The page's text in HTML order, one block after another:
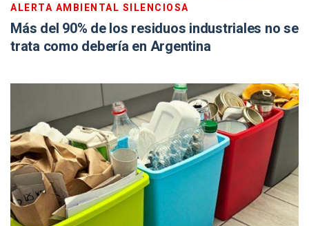
ALERTA AMBIENTAL SILENCIOSA
Más del 90% de los residuos industriales no se
trata como debería en Argentina